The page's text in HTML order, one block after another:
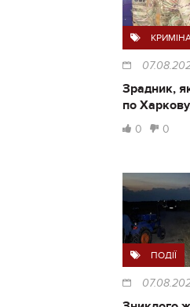
Зрадник,
по
0 0
ПОДІЇ